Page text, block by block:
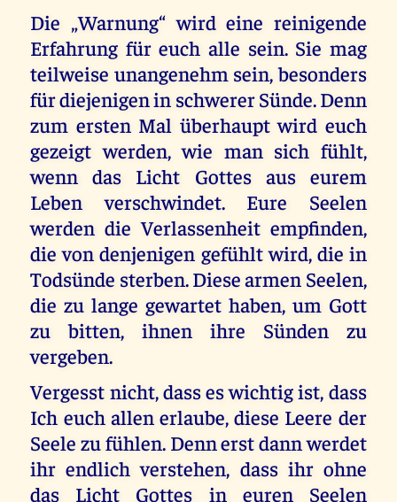
Die „Warnung“ wird eine reinigende
Erfahrung für euch alle sein. Sie mag
teilweise unangenehm sein, besonders
für diejenigen in schwerer Sünde. Denn
zum ersten Mal überhaupt wird euch
gezeigt werden, wie man sich fühlt,
wenn das Licht Gottes aus eurem
Leben verschwindet. Eure Seelen
werden die Verlassenheit empfinden,
die von denjenigen gefühlt wird, die in
Todsünde sterben. Diese armen Seelen,
die zu lange gewartet haben, um Gott
zu bitten, ihnen ihre Sünden zu
vergeben.
Vergesst nicht, dass es wichtig ist, dass
Ich euch allen erlaube, diese Leere der
Seele zu fühlen. Denn erst dann werdet
ihr endlich verstehen, dass ihr ohne
das Licht Gottes in euren Seelen